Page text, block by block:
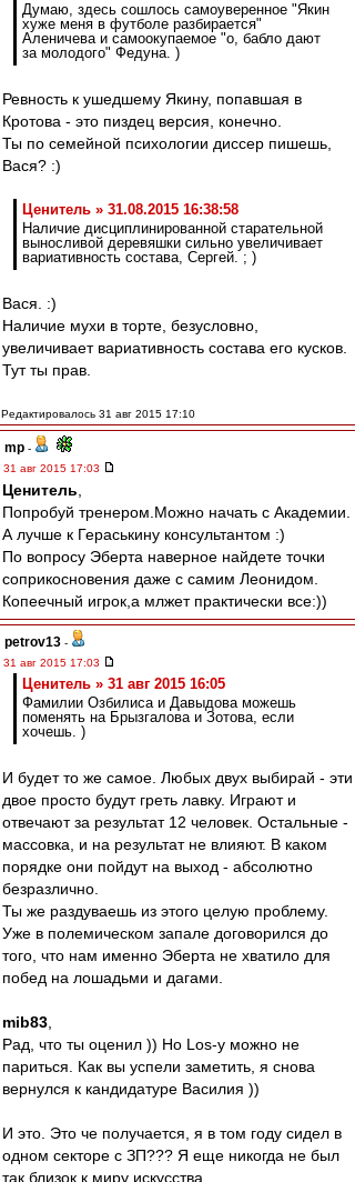
Думаю, здесь сошлось самоуверенное "Якин
хуже меня в футболе разбирается"
Аленичева и самоокупаемое "о, бабло дают
за молодого" Федуна. )
Ревность к ушедшему Якину, попавшая в
Кротова - это пиздец версия, конечно.
Ты по семейной психологии диссер пишешь,
Вася? :)
Ценитель » 31.08.2015 16:38:58
Наличие дисциплинированной старательной
выносливой деревяшки сильно увеличивает
вариативность состава, Сергей. ; )
Вася. :)
Наличие мухи в торте, безусловно,
увеличивает вариативность состава его кусков.
Тут ты прав.
Редактировалось 31 авг 2015 17:10
mp -
31 авг 2015 17:03
Ценитель
Попробуй тренером.Можно начать с Академии.
А лучше к Гераськину консультантом :)
По вопросу Эберта наверное найдете точки
соприкосновения даже с самим Леонидом.
Копеечный игрок,а млжет практически все:))
petrov13 -
31 авг 2015 17:03
Ценитель » 31 авг 2015 16:05
Фамилии Озбилиса и Давыдова можешь
поменять на Брызгалова и Зотова, если
хочешь. )
И будет то же самое. Любых двух выбирай - эти
двое просто будут греть лавку. Играют и
отвечают за результат 12 человек. Остальные -
массовка, и на результат не влияют. В каком
порядке они пойдут на выход - абсолютно
безразлично.
Ты же раздуваешь из этого целую проблему.
Уже в полемическом запале договорился до
того, что нам именно Эберта не хватило для
побед на лошадьми и дагами.
mib83
Рад, что ты оценил )) Но Los-у можно не
париться. Как вы успели заметить, я снова
вернулся к кандидатуре Василия ))
И это. Это че получается, я в том году сидел в
одном секторе с ЗП??? Я еще никогда не был
так близок к миру искусства...